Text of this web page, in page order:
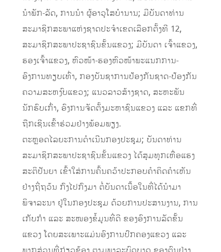
ນຳພັກ-ລັດ, ການນໍາ ຜູ້ອາວຸໂສບໍານານ; ມີບັນດາທ່ານ
ສະມາຊິກສະພາແຫ່ງຊາດປະຈຳເຂດເລືອກຕັ້ງທີ 12,
ສະມາຊິກສະພາປະຊາຊົນຂັ້ນແຂວງ; ມີບັນດາ ເຈົ້າແຂວງ,
ຮອງເຈົ້າແຂວງ, ຫົວໜ້າ-ຮອງຫົວໜ້າພະແນກການ-
ອົງການທຽບເທົ່າ, ກອງບັນຊາການປ້ອງກັນຊາດ-ປ້ອງກັນ
ຄວາມສະຫງົບແຂວງ; ແນວລາວສ້າງຊາດ, ສະຫະພັນ
ນັກຮົບເກົ່າ, ອົງການຈັດຕັ້ງມະຫາຊົນແຂວງ ແລະ ແຂກທີ່
ຖືກເຊີນເຂົ້າຮ່ວມຢ່າງພ້ອມພຽງ.
ຕະຫຼອດໄລຍະການດໍາເນີນກອງປະຊຸມ; ບັນດາທ່ານ
ສະມາຊິກສະພາປະຊາຊົນຂັ້ນແຂວງ ໄດ້ສຸມທຸກເຫື່ອແຮງ
ສະຕິປັນຍາ ເຂົ້າໃສ່ການຄົ້ນຄວ້າປະກອບຄໍາຄິດຄໍາເຫັນ
ຢ່າງຖີ່ຖວ້ນ ກົງໄປກົງມາ ຕໍ່ບັນດາເນື້ອໃນທີ່ໄດ້ນໍາມາ
ພິຈາລະນາ ຢູ່ໃນກອງປະຊຸມ ດ້ວຍການປະສານງານ, ການ
ເກັບກໍາ ແລະ ສະໜອງຂໍ້ມູນທີ່ດີ ຂອງອົງການລັດຂັ້ນ
ແຂວງ ໂດຍສະເພາະແມ່ນອົງການປົກຄອງແຂວງ ແລະ